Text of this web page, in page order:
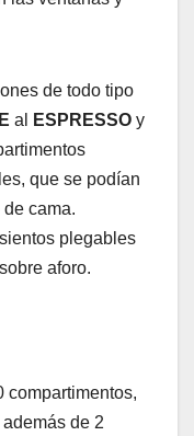
de todo tipo
al ESPRESSO y
que se podían
cama.
plegables
aforo.
compartimentos,
de 2